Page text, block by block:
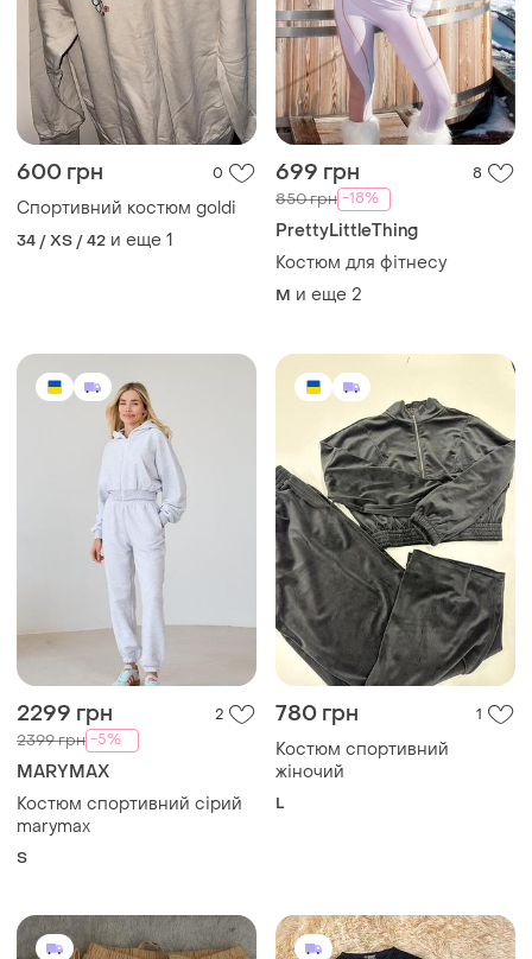
600 грн 0
Спортивний костюм goldi
34 / XS / 42 и еще 1
699 грн 8
850 грн -18%
PrettyLittleThing
Костюм для фітнесу
M и еще 2
2299 грн 2
2399 грн -5%
MARYMAX
Костюм спортивний сірий
marymax
S
780 грн 1
Костюм спортивний
жіночий
L